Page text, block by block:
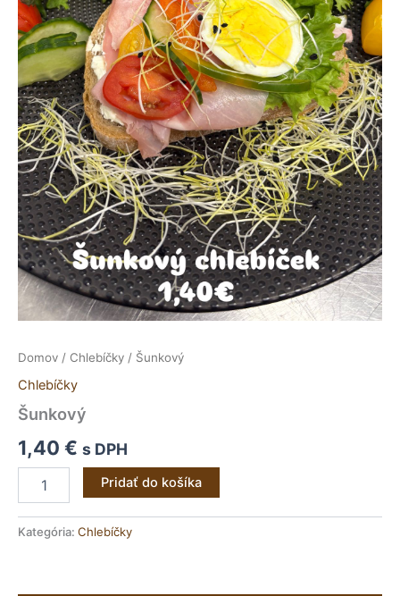
Domov / Chlebíčky / Šunkový
Chlebíčky
Šunkový
1,40 € s DPH
Pridať do košíka
Kategória: Chlebíčky